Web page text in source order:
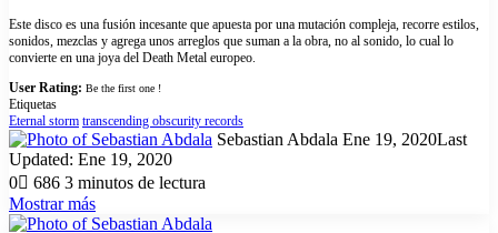
Este disco es una fusión incesante que apuesta por una mutación compleja, recorre estilos,
sonidos, mezclas y agrega unos arreglos que suman a la obra, no al sonido, lo cual lo
convierte en una joya del Death Metal europeo.
User Rating: Be the first one !
Etiquetas
Eternal storm transcending obscurity records
Sebastian Abdala Send
Ene 19, 2020Last
Updated: Ene 19, 2020
0
686 3 minutos de lectura
Facebook
X
WhatsApp
Compartir
via
Imprimir
Mostrar más
Facebook
X
WhatsApp
Compartir
Imprimir